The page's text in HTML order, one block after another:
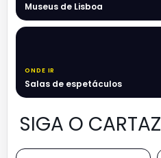
Museus de Lisboa
ONDE IR
Salas de espetáculos
SIGA O CARTAZ